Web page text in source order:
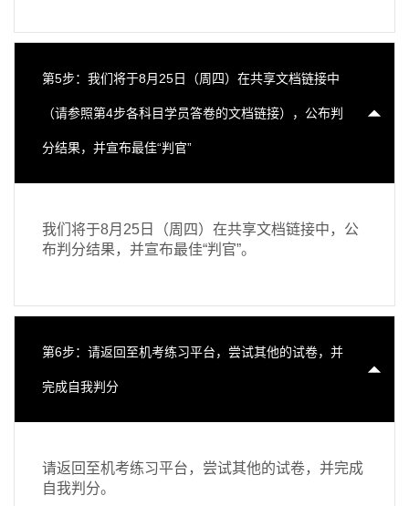
第5步：我们将于8月25日（周四）在共享文档链接中
（请参照第4步各科目学员答卷的文档链接），公布判
分结果，并宣布最佳“判官”
我们将于8月25日（周四）在共享文档链接中，公
布判分结果，并宣布最佳“判官”。
第6步：请返回至机考练习平台，尝试其他的试卷，并
完成自我判分
请返回至机考练习平台，尝试其他的试卷，并完成
自我判分。